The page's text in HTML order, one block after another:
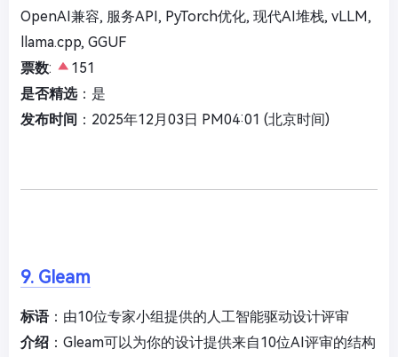
OpenAI兼容, 服务API, PyTorch优化, 现代AI堆栈, vLLM,
llama.cpp, GGUF
票数:
151
是否精选：是
发布时间 ：2025年12月03日 PM04:01 (北京时间)
9. Gleam
标语：由10位专家小组提供的人工智能驱动设计评审
介绍 ：Gleam可以为你的设计提供来自10位AI评审的结构